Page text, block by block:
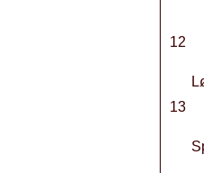
12
13